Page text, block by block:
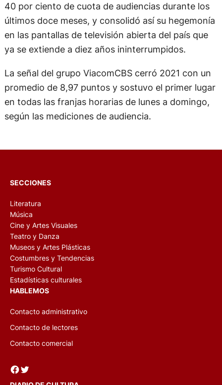
40 por ciento de cuota de audiencias durante los
últimos doce meses, y consolidó así su hegemonía
en las pantallas de televisión abierta del país que
ya se extiende a diez años ininterrumpidos.
La señal del grupo ViacomCBS cerró 2021 con un
promedio de 8,97 puntos y sostuvo el primer lugar
en todas las franjas horarias de lunes a domingo,
según las mediciones de audiencia.
SECCIONES
Literatura
Música
Cine y Artes Visuales
Teatro y Danza
Museos y Artes Plásticas
Costumbres y Tendencias
Turismo Cultural
Estadísticas culturales
HABLEMOS
Contacto administrativo
Contacto de lectores
Contacto comercial
Facebook Twitter